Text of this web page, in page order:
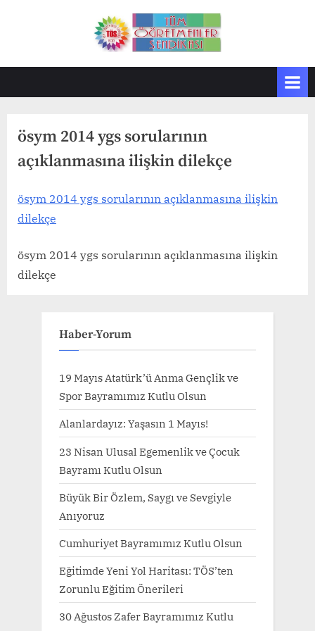
TTüm
Öğretmenler
Sendikası
ösym 2014 ygs sorularının
açıklanmasına ilişkin dilekçe
ösym 2014 ygs sorularının açıklanmasına ilişkin
dilekçe
ösym 2014 ygs sorularının açıklanmasına ilişkin
dilekçe
Haber-Yorum
19 Mayıs Atatürk’ü Anma Gençlik ve
Spor Bayramımız Kutlu Olsun
Alanlardayız: Yaşasın 1 Mayıs!
23 Nisan Ulusal Egemenlik ve Çocuk
Bayramı Kutlu Olsun
Büyük Bir Özlem, Saygı ve Sevgiyle
Anıyoruz
Cumhuriyet Bayramımız Kutlu Olsun
Eğitimde Yeni Yol Haritası: TÖS’ten
Zorunlu Eğitim Önerileri
30 Ağustos Zafer Bayramımız Kutlu